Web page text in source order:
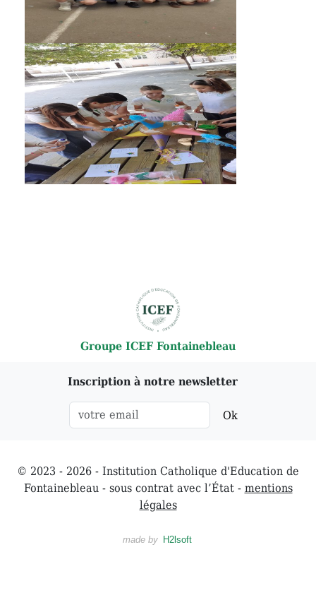
Groupe ICEF Fontainebleau
Inscription à notre newsletter
Ok
© 2023 - 2026 - Institution Catholique d'Education de
Fontainebleau - sous contrat avec l’État - mentions
légales
made by H2lsoft